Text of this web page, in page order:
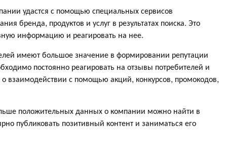
удастся с помощью специальных сервисов
бренда, продуктов и услуг в результатах поиска. Это
информацию и реагировать на нее.
имеют большое значение в формировании репутации
постоянно реагировать на отзывы потребителей и
о взаимодействии с помощью акций, конкурсов, промокодов,
положительных данных о компании можно найти в
публиковать позитивный контент и заниматься его